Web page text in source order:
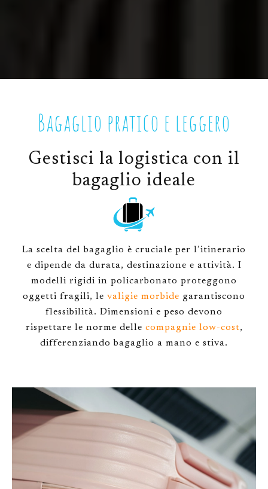
Bagaglio pratico e leggero
Gestisci la logistica con il
bagaglio ideale
La scelta del bagaglio è cruciale per l’itinerario
e dipende da durata, destinazione e attività. I
modelli rigidi in policarbonato proteggono
oggetti fragili, le valigie morbide garantiscono
flessibilità. Dimensioni e peso devono
rispettare le norme delle compagnie low-cost,
differenziando bagaglio a mano e stiva.